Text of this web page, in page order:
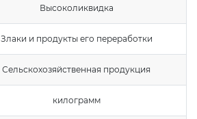
Высоколиквидка
Злаки и продукты его переработки
Сельскохозяйственная продукция
килограмм